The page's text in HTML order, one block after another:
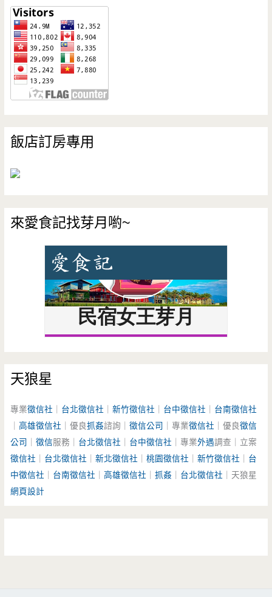
飯店訂房專用
來愛食記找芽月喲~
天狼星
專業徵信社 台北徵信社 ｜新竹徵信社 台中徵信社
台南徵信社
｜高雄徵信社 ｜優良抓姦諮詢｜徵信公司 ｜專業徵信社 ｜優良徵信
公司
｜徵信服務｜ 台北徵信社 台中徵信社 ｜專業外遇調查｜立案
徵信社
台北徵信社 ｜新北徵信社 ｜桃園徵信社 ｜新竹徵信社
台
中徵信社
台南徵信社 ｜高雄徵信社 ｜抓姦 台北徵信社 ｜天狼星
網頁設計